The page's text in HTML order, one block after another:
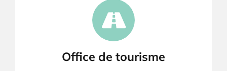
Office de tourisme